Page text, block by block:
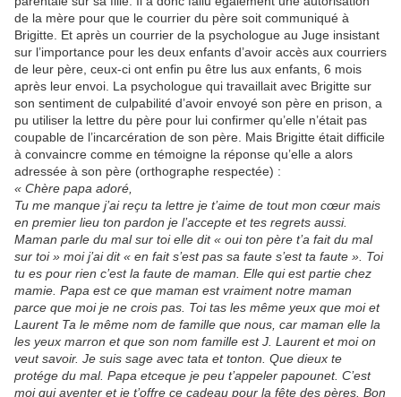
de la mère pour que le courrier du père soit communiqué à
Brigitte. Et après un courrier de la psychologue au Juge insistant
sur l’importance pour les deux enfants d’avoir accès aux courriers
de leur père, ceux-ci ont enfin pu être lus aux enfants, 6 mois
après leur envoi. La psychologue qui travaillait avec Brigitte sur
son sentiment de culpabilité d’avoir envoyé son père en prison, a
pu utiliser la lettre du père pour lui confirmer qu’elle n’était pas
coupable de l’incarcération de son père. Mais Brigitte était difficile
à convaincre comme en témoigne la réponse qu’elle a alors
adressée à son père (orthographe respectée) :
« Chère papa adoré,
Tu me manque j’ai reçu ta lettre je t’aime de tout mon cœur mais
en premier lieu ton pardon je l’accepte et tes regrets aussi.
Maman parle du mal sur toi elle dit « oui ton père t’a fait du mal
sur toi » moi j’ai dit « en fait s’est pas sa faute s’est ta faute ». Toi
tu es pour rien c’est la faute de maman. Elle qui est partie chez
mamie. Papa est ce que maman est vraiment notre maman
parce que moi je ne crois pas. Toi tas les même yeux que moi et
Laurent Ta le même nom de famille que nous, car maman elle la
les yeux marron et que son nom famille est J. Laurent et moi on
veut savoir. Je suis sage avec tata et tonton. Que dieux te
protége du mal. Papa etceque je peu t’appeler papounet. C’est
moi qui aventer et je t’offre ce cadeau pour la fête des pères. Bon